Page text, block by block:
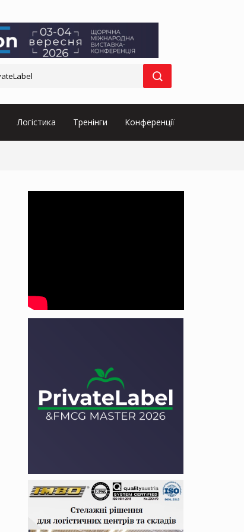
Логістика Тренінги Конференції